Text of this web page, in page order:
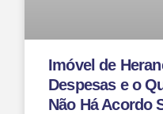
Imóvel de
Despesas e o
Não Há Acordo